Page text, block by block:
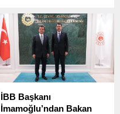
Belediye Başkanı Ekrem
İmamoğlu,
Cumhurbaşkanlığı Hükümet
Sistemi’ni sert ifadelerle
eleştirdiği dikkat çekici bir
yazı kaleme aldı.
İBB Başkanı
İmamoğlu’ndan Bakan